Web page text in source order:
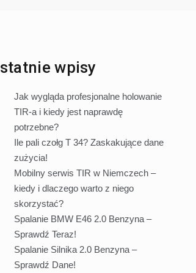
wpisy
Jak wygląda profesjonalne holowanie
TIR-a i kiedy jest naprawdę
potrzebne?
Ile pali czołg T 34? Zaskakujące dane
zużycia!
Mobilny serwis TIR w Niemczech –
kiedy i dlaczego warto z niego
skorzystać?
Spalanie BMW E46 2.0 Benzyna –
Sprawdź Teraz!
Spalanie Silnika 2.0 Benzyna –
Sprawdź Dane!